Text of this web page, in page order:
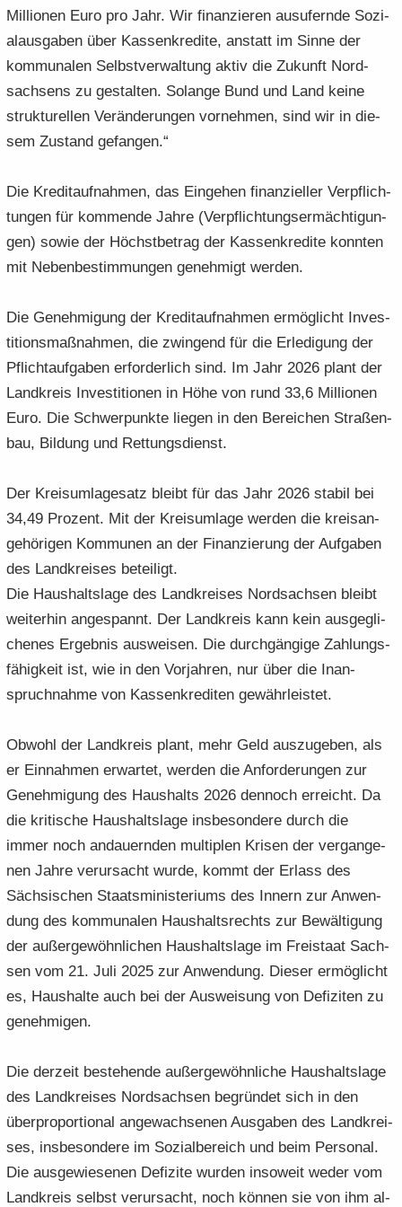
Mil­lio­nen Euro pro Jahr. Wir fi­nan­zie­ren aus­ufern­de So­zi­
al­aus­ga­ben über Kas­sen­kre­di­te, an­statt im Sinne der
kom­mu­na­len Selbst­ver­wal­tung aktiv die Zu­kunft Nord­
sach­sens zu ge­stal­ten. So­lan­ge Bund und Land keine
struk­tu­rel­len Ver­än­de­run­gen vor­neh­men, sind wir in die­
sem Zu­stand ge­fan­gen.“
Die Kre­dit­auf­nah­men, das Ein­ge­hen fi­nan­zi­el­ler Ver­pflich­
tun­gen für kom­men­de Jahre (Ver­pflich­tungs­er­mäch­ti­gun­
gen) sowie der Höchst­be­trag der Kas­sen­kre­di­te konn­ten
mit Ne­ben­be­stim­mun­gen ge­neh­migt wer­den.
Die Ge­neh­mi­gung der Kre­dit­auf­nah­men er­mög­licht In­ves­
ti­ti­ons­maß­nah­men, die zwin­gend für die Er­le­di­gung der
Pflicht­auf­ga­ben er­for­der­lich sind. Im Jahr 2026 plant der
Land­kreis In­ves­ti­tio­nen in Höhe von rund 33,6 Mil­lio­nen
Euro. Die Schwer­punk­te lie­gen in den Be­rei­chen Stra­ßen­
bau, Bil­dung und Ret­tungs­dienst.
Der Kreis­um­la­ge­satz bleibt für das Jahr 2026 sta­bil bei
34,49 Pro­zent. Mit der Kreis­um­la­ge wer­den die kreis­an­
ge­hö­ri­gen Kom­mu­nen an der Fi­nan­zie­rung der Auf­ga­ben
des Land­krei­ses be­tei­ligt.
Die Haus­halts­la­ge des Land­krei­ses Nord­sach­sen bleibt
wei­ter­hin an­ge­spannt. Der Land­kreis kann kein aus­ge­gli­
che­nes Er­geb­nis aus­wei­sen. Die durch­gän­gi­ge Zah­lungs­
fä­hig­keit ist, wie in den Vor­jah­ren, nur über die In­an­
spruch­nah­me von Kas­sen­kre­di­ten ge­währ­leis­tet.
Ob­wohl der Land­kreis plant, mehr Geld aus­zu­ge­ben, als
er Ein­nah­men er­war­tet, wer­den die An­for­de­run­gen zur
Ge­neh­mi­gung des Haus­halts 2026 den­noch er­reicht. Da
die kri­ti­sche Haus­halts­la­ge ins­be­son­de­re durch die
immer noch an­dau­ern­den mul­ti­plen Kri­sen der ver­gan­ge­
nen Jahre ver­ur­sacht wurde, kommt der Er­lass des
Säch­si­schen Staats­mi­nis­te­ri­ums des In­nern zur An­wen­
dung des kom­mu­na­len Haus­halts­rechts zur Be­wäl­ti­gung
der au­ßer­ge­wöhn­li­chen Haus­halts­la­ge im Frei­staat Sach­
sen vom 21. Juli 2025 zur An­wen­dung. Die­ser er­mög­licht
es, Haus­hal­te auch bei der Aus­wei­sung von De­fi­zi­ten zu
ge­neh­mi­gen.
Die der­zeit be­stehen­de au­ßer­ge­wöhn­li­che Haus­halts­la­ge
des Land­krei­ses Nord­sach­sen be­grün­det sich in den
über­pro­por­tio­nal an­ge­wach­se­nen Aus­ga­ben des Land­krei­
ses, ins­be­son­de­re im So­zi­al­be­reich und beim Per­so­nal.
Die aus­ge­wie­se­nen De­fi­zi­te wur­den in­so­weit weder vom
Land­kreis selbst ver­ur­sacht, noch kön­nen sie von ihm al­